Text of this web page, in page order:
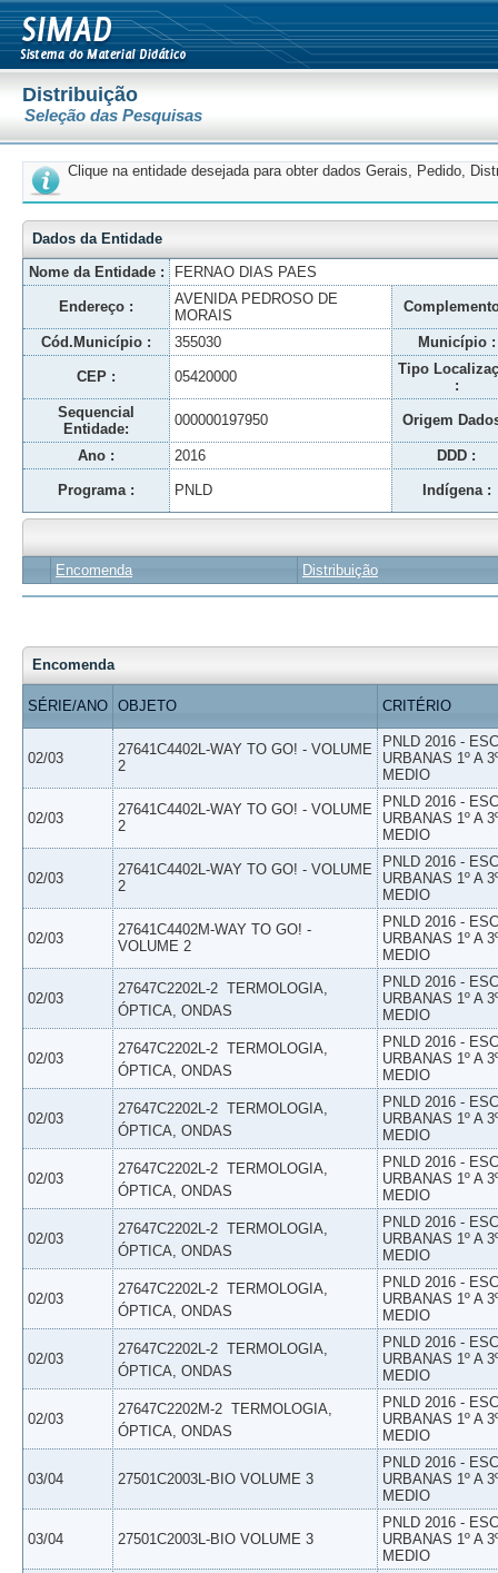
Distribuição
Seleção das Pesquisas
Clique na entidade desejada para obter dados Gerais, Pedido,
Dados da Entidade
Nome da Entidade :
FERNAO DIAS PAES
Endereço :
AVENIDA PEDROSO DE
MORAIS
Cód.Município : 355030 Município :
CEP : 05420000
Tipo
:
Sequencial
Entidade:
000000197950 Origem
Ano : 2016 DDD :
Programa : PNLD Indígena :
Encomenda Distribuição
Encomenda
SÉRIE/ANO OBJETO CRITÉRIO
02/03
27641C4402L-WAY TO GO! - VOLUME
2
PNLD 2016 -
URBANAS 1º A
MEDIO
02/03
27641C4402L-WAY TO GO! - VOLUME
2
PNLD 2016 -
URBANAS 1º A
MEDIO
02/03
27641C4402L-WAY TO GO! - VOLUME
2
PNLD 2016 -
URBANAS 1º A
MEDIO
02/03
27641C4402M-WAY TO GO! -
VOLUME 2
PNLD 2016 -
URBANAS 1º A
MEDIO
02/03
27647C2202L-2  TERMOLOGIA,
ÓPTICA, ONDAS
PNLD 2016 -
URBANAS 1º A
MEDIO
02/03
27647C2202L-2  TERMOLOGIA,
ÓPTICA, ONDAS
PNLD 2016 -
URBANAS 1º A
MEDIO
02/03
27647C2202L-2  TERMOLOGIA,
ÓPTICA, ONDAS
PNLD 2016 -
URBANAS 1º A
MEDIO
02/03
27647C2202L-2  TERMOLOGIA,
ÓPTICA, ONDAS
PNLD 2016 -
URBANAS 1º A
MEDIO
02/03
27647C2202L-2  TERMOLOGIA,
ÓPTICA, ONDAS
PNLD 2016 -
URBANAS 1º A
MEDIO
02/03
27647C2202L-2  TERMOLOGIA,
ÓPTICA, ONDAS
PNLD 2016 -
URBANAS 1º A
MEDIO
02/03
27647C2202L-2  TERMOLOGIA,
ÓPTICA, ONDAS
PNLD 2016 -
URBANAS 1º A
MEDIO
02/03
27647C2202M-2  TERMOLOGIA,
ÓPTICA, ONDAS
PNLD 2016 -
URBANAS 1º A
MEDIO
03/04 27501C2003L-BIO VOLUME 3
PNLD 2016 -
URBANAS 1º A
MEDIO
03/04 27501C2003L-BIO VOLUME 3
PNLD 2016 -
URBANAS 1º A
MEDIO